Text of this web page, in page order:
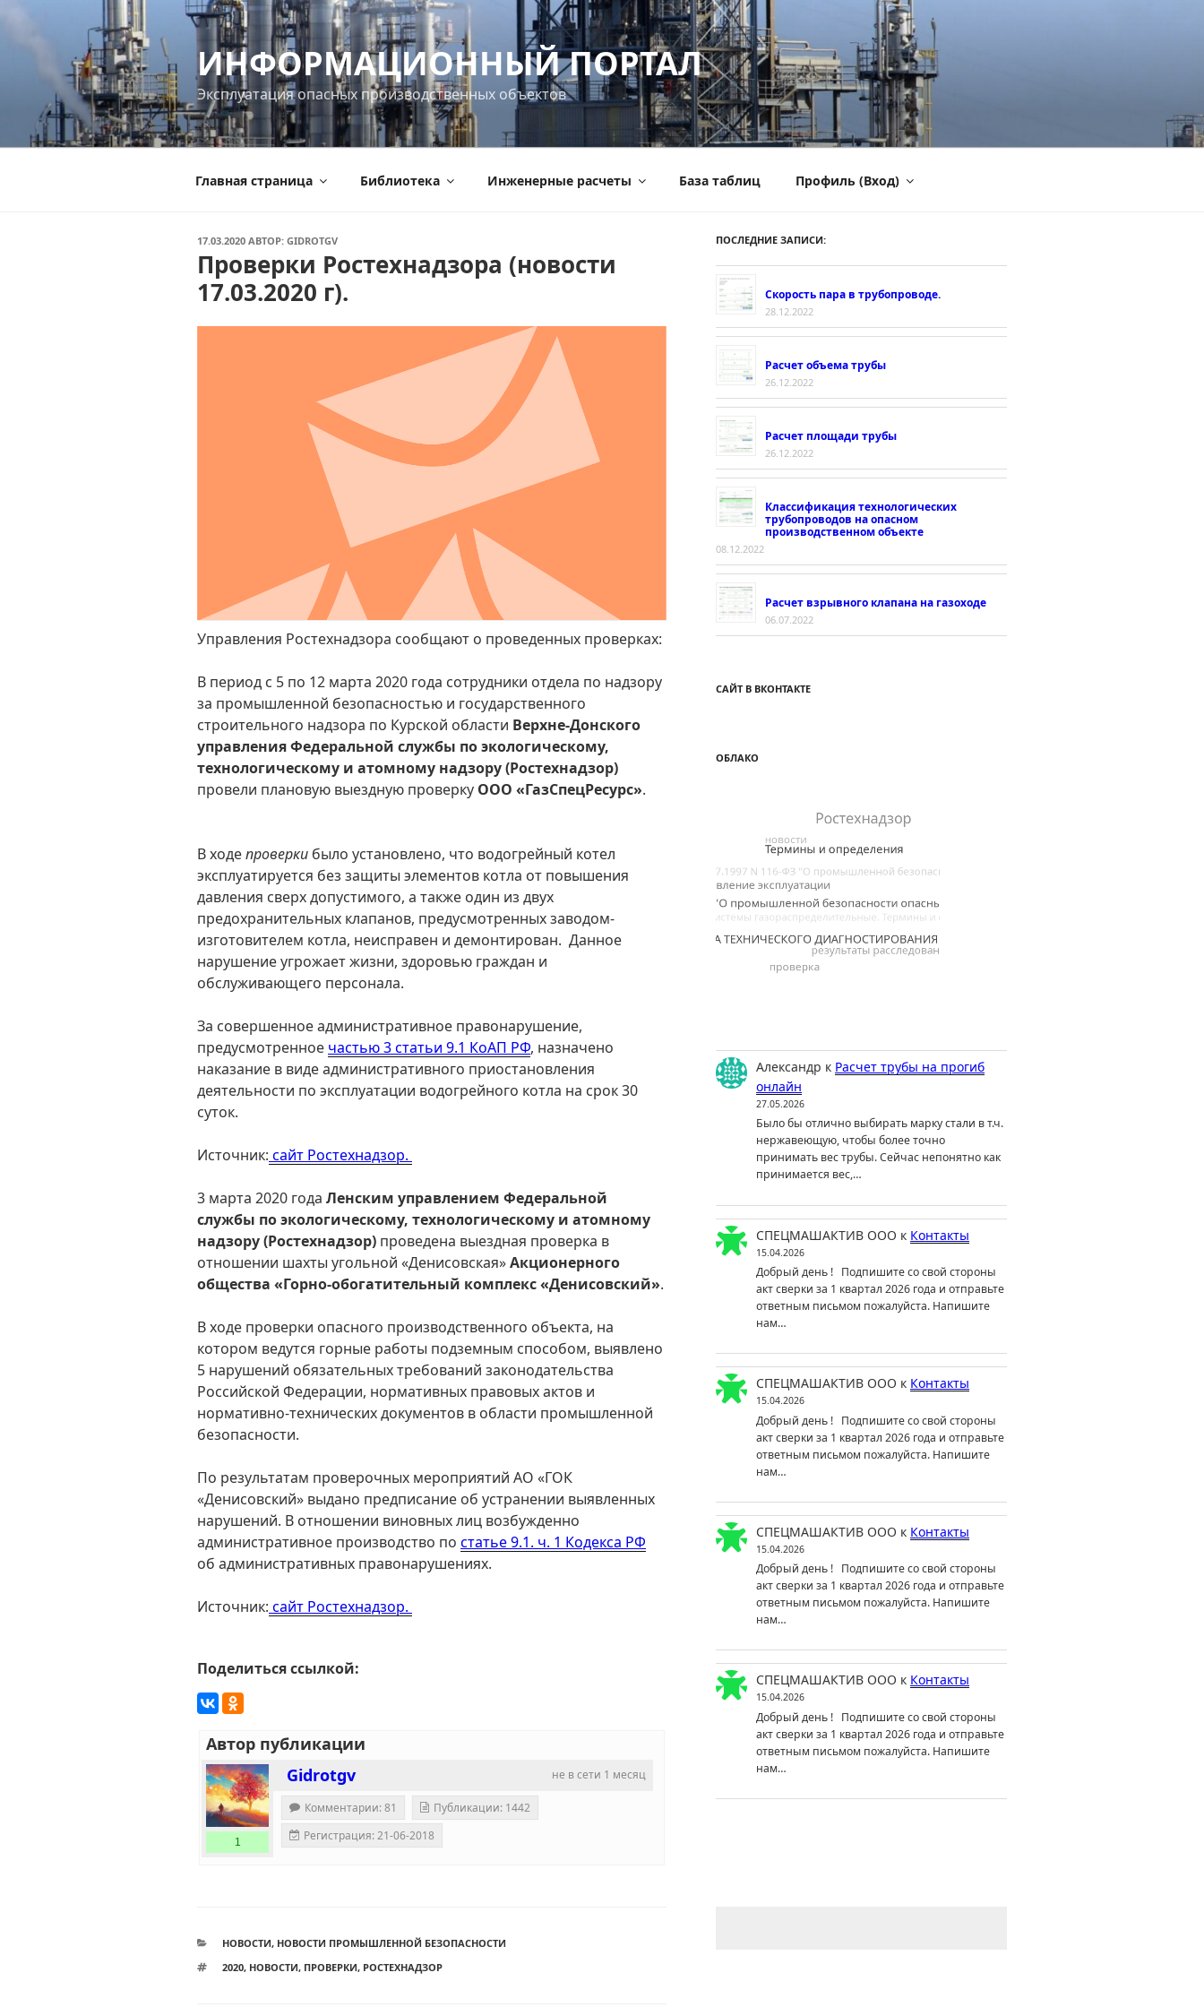
содержимому
ИНФОРМАЦИОННЫЙ ПОРТАЛ
Эксплуатация опасных производственных объектов
Главная страница Библиотека Инженерные расчеты База таблиц Профиль (Вход)
ОПУБЛИКОВАНО
17.03.2020 АВТОР: GIDROTGV
Проверки Ростехнадзора (новости
17.03.2020 г).
Управления Ростехнадзора сообщают о проведенных проверках:
В период с 5 по 12 марта 2020 года сотрудники отдела по надзору
за промышленной безопасностью и государственного
строительного надзора по Курской области Верхне-Донского
управления Федеральной службы по экологическому,
технологическому и атомному надзору (Ростехнадзор)
провели плановую выездную проверку ООО «ГазСпецРесурс».
В ходепроверки было установлено, что водогрейный котел
эксплуатируется без защиты элементов котла от повышения
давления сверх допустимого, а также один из двух
предохранительных клапанов, предусмотренных заводом-
изготовителем котла, неисправен и демонтирован. Данное
нарушение угрожает жизни, здоровью граждан и
обслуживающего персонала.
За совершенное административное правонарушение,
предусмотренное частью 3 статьи 9.1 КоАП РФ, назначено
наказание в виде административного приостановления
деятельности по эксплуатации водогрейного котла на срок 30
суток.
Источник: сайт Ростехнадзор.
3 марта 2020 года Ленским управлением Федеральной
службы по экологическому, технологическому и атомному
надзору (Ростехнадзор) проведена выездная проверка в
отношении шахты угольной «Денисовская»Акционерного
общества «Горно-обогатительный комплекс «Денисовский».
В ходе проверки опасного производственного объекта, на
котором ведутся горные работы подземным способом, выявлено
5 нарушений обязательных требований законодательства
Российской Федерации, нормативных правовых актов и
нормативно-технических документов в области промышленной
безопасности.
По результатам проверочных мероприятий АО «ГОК
«Денисовский» выдано предписание об устранении выявленных
нарушений. В отношении виновных лиц возбужденно
административное производство по статье 9.1. ч. 1 Кодекса РФ
об административных правонарушениях.
Источник: сайт Ростехнадзор.
Поделиться ссылкой:
Автор публикации
не в сети 1 месяц
Gidrotgv
1
Комментарии: 81
Публикации: 1442
Регистрация: 21-06-2018
РУБРИКИ
НОВОСТИ, НОВОСТИ ПРОМЫШЛЕННОЙ БЕЗОПАСНОСТИ
МЕТКИ
2020, НОВОСТИ, ПРОВЕРКИ, РОСТЕХНАДЗОР
ПОСЛЕДНИЕ ЗАПИСИ:
Скорость пара в трубопроводе.
28.12.2022
Расчет объема трубы
26.12.2022
Расчет площади трубы
26.12.2022
Классификация технологических
трубопроводов на опасном
производственном объекте
08.12.2022
Расчет взрывного клапана на газоходе
06.07.2022
САЙТ В ВКОНТАКТЕ
ОБЛАКО
Александр к Расчет трубы на прогиб
онлайн
27.05.2026
Было бы отлично выбирать марку стали в т.ч.
нержавеющую, чтобы более точно
принимать вес трубы. Сейчас непонятно как
принимается вес,…
СПЕЦМАШАКТИВ ООО к Контакты
15.04.2026
Добрый день ! Подпишите со свой стороны
акт сверки за 1 квартал 2026 года и отправьте
ответным письмом пожалуйста. Напишите
нам…
СПЕЦМАШАКТИВ ООО к Контакты
15.04.2026
Добрый день ! Подпишите со свой стороны
акт сверки за 1 квартал 2026 года и отправьте
ответным письмом пожалуйста. Напишите
нам…
СПЕЦМАШАКТИВ ООО к Контакты
15.04.2026
Добрый день ! Подпишите со свой стороны
акт сверки за 1 квартал 2026 года и отправьте
ответным письмом пожалуйста. Напишите
нам…
СПЕЦМАШАКТИВ ООО к Контакты
15.04.2026
Добрый день ! Подпишите со свой стороны
акт сверки за 1 квартал 2026 года и отправьте
ответным письмом пожалуйста. Напишите
нам…